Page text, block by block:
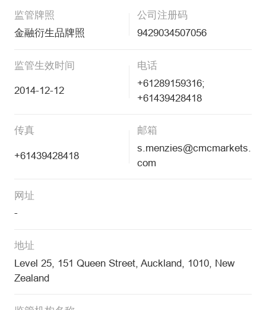
监管牌照
金融衍生品牌照
公司注册码
9429034507056
监管生效时间
2014-12-12
电话
+61289159316;
+61439428418
传真
+61439428418
邮箱
s.menzies@cmcmarkets.
com
网址
-
地址
Level 25, 151 Queen Street, Auckland, 1010, New
Zealand